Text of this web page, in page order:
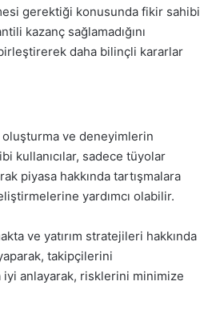
gerektiği konusunda fikir sahibi
kazanç sağlamadığını
daha bilinçli kararlar
oluşturma ve deneyimlerin
kullanıcılar, sadece tüyolar
piyasa hakkında tartışmalara
yardımcı olabilir.
ve yatırım stratejileri hakkında
takipçilerini
iyi anlayarak, risklerini minimize